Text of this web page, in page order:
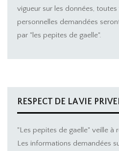
vigueur sur les données,
personnelles demandées
par "les pepites de gaelle".
RESPECT DE LA VIE
"Les pepites de gaelle" veille à
Les informations demandées